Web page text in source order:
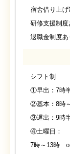
宿舎借り上げ
研修支援制度
退職金制度あ
シフト制
①早出：7時
②基本：8時
③遅出：9時
④土曜日：
7時～13時